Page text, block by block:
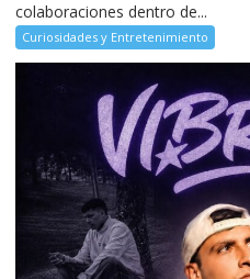
colaboraciones dentro de...
Curiosidades y Entretenimiento